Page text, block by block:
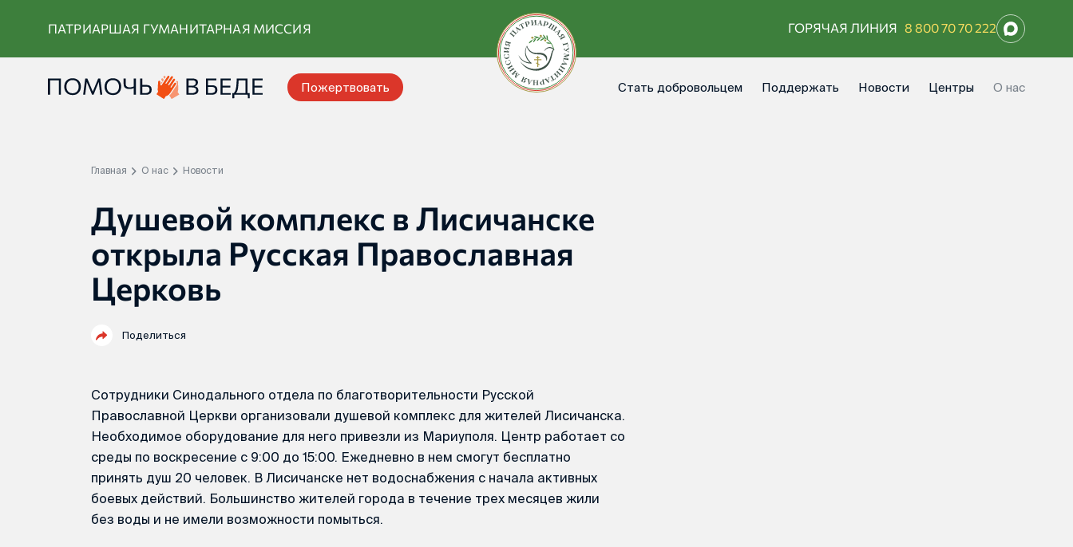
ПАТРИАРШАЯ ГУМАНИТАРНАЯ МИССИЯ ГОРЯЧАЯ ЛИНИЯ 8 800 70 70 222
Пожертвовать Стать добровольцем Поддержать Новости Центры О нас
Главная О нас Новости
Душевой комплекс в Лисичанске
открыла Русская Православная
Церковь
Поделиться
Сотрудники Синодального отдела по благотворительности Русской
Православной Церкви организовали душевой комплекс для жителей Лисичанска.
Необходимое оборудование для него привезли из Мариуполя. Центр работает со
среды по воскресение с 9:00 до 15:00. Ежедневно в нем смогут бесплатно
принять душ 20 человек. В Лисичанске нет водоснабжения с начала активных
боевых действий. Большинство жителей города в течение трех месяцев жили
без воды и не имели возможности помыться.